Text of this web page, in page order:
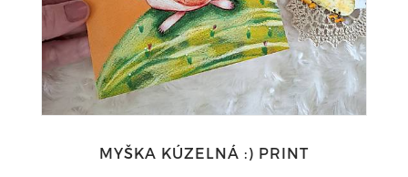
MYŠKA KÚZELNÁ :) PRINT